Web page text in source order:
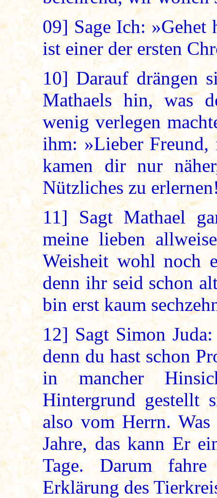
09]Sage Ich: »Gehet
ist einer der ersten
10] Darauf drängen
Mathaels hin, was
wenig verlegen
ihm: »Lieber
kamen dir nur
Nützliches zu
11] Sagt Mathael
meine lieben
Weisheit wohl noch
denn ihr seid schon
bin erst kaum
12] Sagt Simon
denn du hast schon
in mancher
Hintergrund gestellt
also vom Herrn.
Jahre, das kann Er
Tage. Darum
Erklärung des